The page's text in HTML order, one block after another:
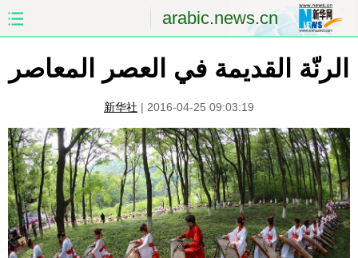
arabic.news.cn
الصفحة الأولى
الشرق الأوسط العالم
الاقتصاد الصين والعالم العربي
العلوم والصحة الثقافة والتعليم
الرياضة السياحة والبيئة
الرنّة القديمة في العصر المعاصر
新华社 | 2016-04-25 09:03:19